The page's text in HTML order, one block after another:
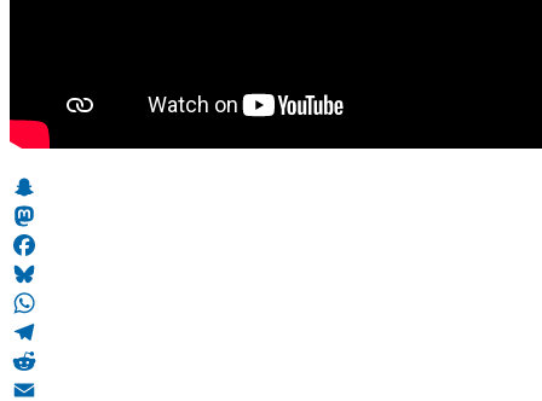
Snapchat
Mastodon
Facebook
Bluesky
WhatsApp
Telegram
Reddit